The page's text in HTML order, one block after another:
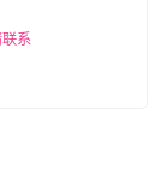
系